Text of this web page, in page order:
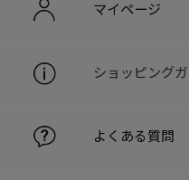
マイページ
ショッピング
よくある質問